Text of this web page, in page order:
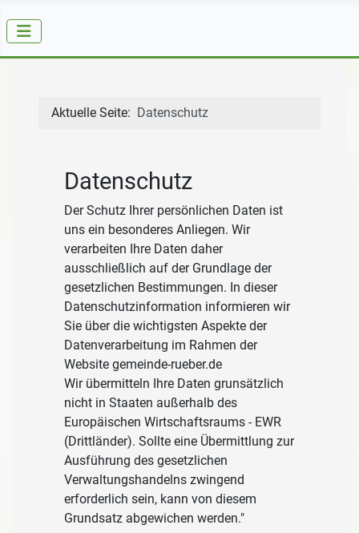
Aktuelle Seite: Datenschutz
Datenschutz
Der Schutz Ihrer persönlichen Daten ist
uns ein besonderes Anliegen. Wir
verarbeiten Ihre Daten daher
ausschließlich auf der Grundlage der
gesetzlichen Bestimmungen. In dieser
Datenschutzinformation informieren wir
Sie über die wichtigsten Aspekte der
Datenverarbeitung im Rahmen der
Website gemeinde-rueber.de
Wir übermitteln Ihre Daten grunsätzlich
nicht in Staaten außerhalb des
Europäischen Wirtschaftsraums - EWR
(Drittländer). Sollte eine Übermittlung zur
Ausführung des gesetzlichen
Verwaltungshandelns zwingend
erforderlich sein, kann von diesem
Grundsatz abgewichen werden."